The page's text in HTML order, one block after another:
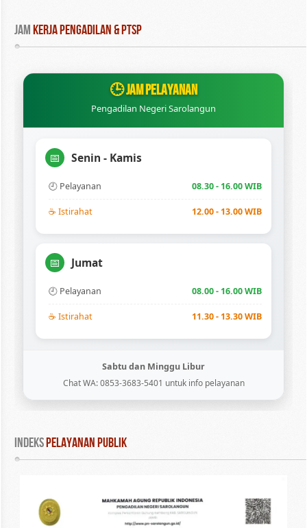
Jam Kerja Pengadilan & PTSP
🕒 JAM PELAYANAN
Pengadilan Negeri Sarolangun
📅 Senin - Kamis
🕘 Pelayanan 08.30 - 16.00 WIB
☕ Istirahat 12.00 - 13.00 WIB
📅 Jumat
🕘 Pelayanan 08.00 - 16.00 WIB
☕ Istirahat 11.30 - 13.30 WIB
Sabtu dan Minggu Libur
Chat WA: 0853-3683-5401 untuk info pelayanan
INDEKS PELAYANAN PUBLIK